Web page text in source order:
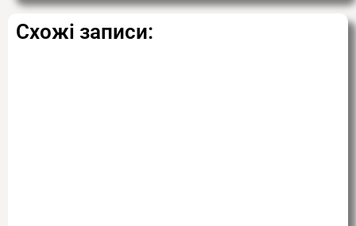
Схожі записи: